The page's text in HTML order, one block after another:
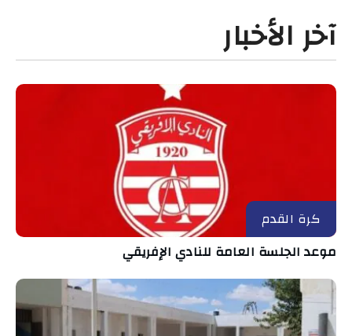
آخر الأخبار
كرة القدم
موعد الجلسة العامة للنادي الإفريقي